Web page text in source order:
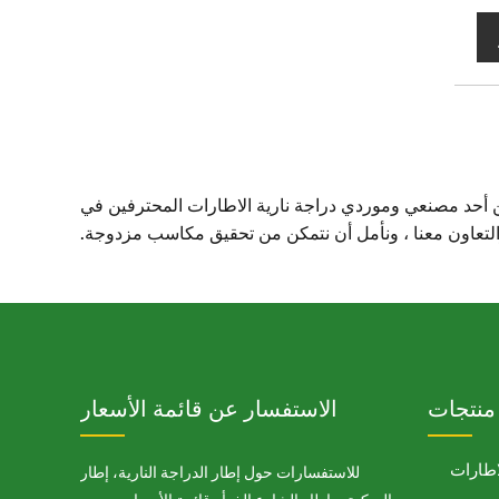
أحد مصنعي وموردي دراجة نارية الاطارات المحترفين في
معنا ، ونأمل أن نتمكن من تحقيق مكاسب مزدوجة.
منتجات الاستفسار عن قائمة الأسعار
للاستفسارات حول إطار الدراجة النارية، إطار